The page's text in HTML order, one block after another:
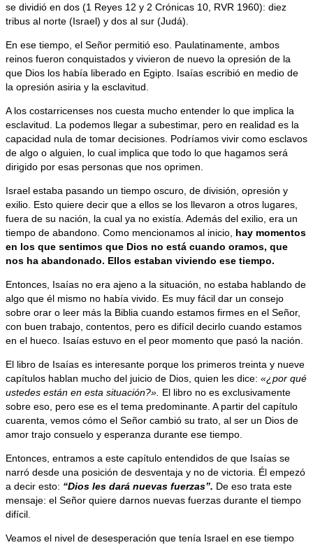
se dividió en dos (1 Reyes 12 y 2 Crónicas 10, RVR 1960): diez
tribus al norte (Israel) y dos al sur (Judá).
En ese tiempo, el Señor permitió eso. Paulatinamente, ambos
reinos fueron conquistados y vivieron de nuevo la opresión de la
que Dios los había liberado en Egipto. Isaías escribió en medio de
la opresión asiria y la esclavitud.
A los costarricenses nos cuesta mucho entender lo que implica la
esclavitud. La podemos llegar a subestimar, pero en realidad es la
capacidad nula de tomar decisiones. Podríamos vivir como esclavos
de algo o alguien, lo cual implica que todo lo que hagamos será
dirigido por esas personas que nos oprimen.
Israel estaba pasando un tiempo oscuro, de división, opresión y
exilio. Esto quiere decir que a ellos se los llevaron a otros lugares,
fuera de su nación, la cual ya no existía. Además del exilio, era un
tiempo de abandono. Como mencionamos al inicio, hay momentos
en los que sentimos que Dios no está cuando oramos, que
nos ha abandonado. Ellos estaban viviendo ese tiempo.
Entonces, Isaías no era ajeno a la situación, no estaba hablando de
algo que él mismo no había vivido. Es muy fácil dar un consejo
sobre orar o leer más la Biblia cuando estamos firmes en el Señor,
con buen trabajo, contentos, pero es difícil decirlo cuando estamos
en el hueco. Isaías estuvo en el peor momento que pasó la nación.
El libro de Isaías es interesante porque los primeros treinta y nueve
capítulos hablan mucho del juicio de Dios, quien les dice: «¿por qué
ustedes están en esta situación?». El libro no es exclusivamente
sobre eso, pero ese es el tema predominante. A partir del capítulo
cuarenta, vemos cómo el Señor cambió su trato, al ser un Dios de
amor trajo consuelo y esperanza durante ese tiempo.
Entonces, entramos a este capítulo entendidos de que Isaías se
narró desde una posición de desventaja y no de victoria. Él empezó
a decir esto: “Dios les dará nuevas fuerzas”. De eso trata este
mensaje: el Señor quiere darnos nuevas fuerzas durante el tiempo
difícil.
Veamos el nivel de desesperación que tenía Israel en ese tiempo